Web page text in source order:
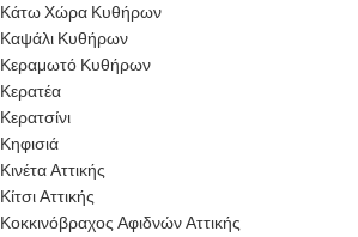
Κάτω Χώρα Κυθήρων
Καψάλι Κυθήρων
Κεραμωτό Κυθήρων
Κερατέα
Κερατσίνι
Κηφισιά
Κινέτα Αττικής
Κίτσι Αττικής
Κοκκινόβραχος Αφιδνών Αττικής